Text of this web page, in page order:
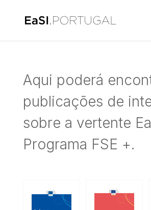
Aqui poderá
publicações de
sobre a vertente
Programa FSE +.